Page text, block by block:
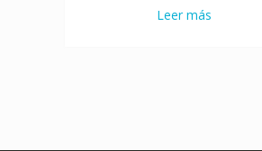
Leer más